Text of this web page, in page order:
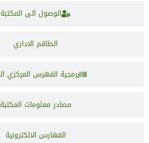
الوصول الى المكتبة
الطاقم الاداري
برمجية الفهرس المركزي الموحد
مصادر معلومات المكتبة
الفهارس الالكترونية